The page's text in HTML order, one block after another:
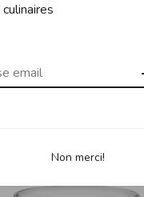
Non merci!